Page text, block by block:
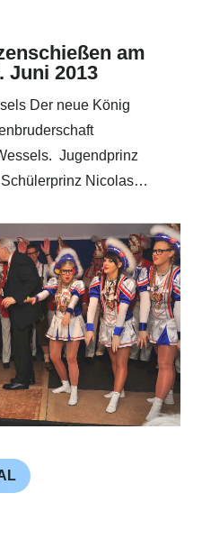
am
Juni 2013
Der neue König
Jugendprinz
Nicolas…